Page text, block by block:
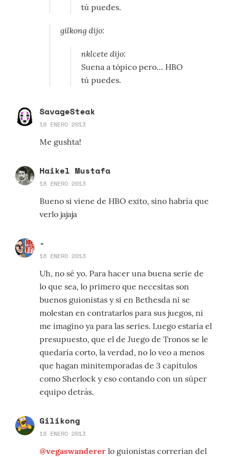
tú puedes.
gilkong dijo:
nklcete dijo:
Suena a tópico pero… HBO
tú puedes.
SavageSteak
18 ENERO 2013
Me gushta!
Haikel Mustafa
18 ENERO 2013
Bueno si viene de HBO exito, sino habría que
verlo jajaja
-
18 ENERO 2013
Uh, no sé yo. Para hacer una buena serie de
lo que sea, lo primero que necesitas son
buenos guionistas y si en Bethesda ni se
molestan en contratarlos para sus juegos, ni
me imagino ya para las series. Luego estaría el
presupuesto, que el de Juego de Tronos se le
quedaría corto, la verdad, no lo veo a menos
que hagan minitemporadas de 3 capítulos
como Sherlock y eso contando con un súper
equipo detrás.
Gilikong
18 ENERO 2013
@vegaswanderer lo guionistas correrian del